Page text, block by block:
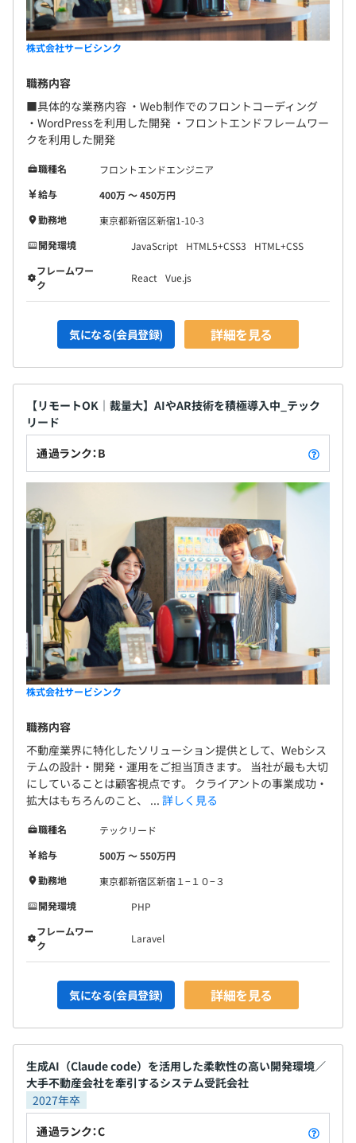
株式会社サービシンク
職務内容
■具体的な業務内容 ・Web制作でのフロントコーディング
・WordPressを利用した開発 ・フロントエンドフレームワー
クを利用した開発
職種名
フロントエンドエンジニア
給与
400万 〜 450万円
勤務地
東京都新宿区新宿1-10-3
開発環境
JavaScript HTML5+CSS3
HTML+CSS
フレームワー
ク
React Vue.js
気になる(会員登録) 詳細を見る
【リモートOK｜裁量大】AIやAR技術を積極導入中_テック
リード
通過ランク：B
株式会社サービシンク
職務内容
不動産業界に特化したソリューション提供として、Webシス
テムの設計・開発・運用をご担当頂きます。 当社が最も大切
にしていることは顧客視点です。 クライアントの事業成功・
拡大はもちろんのこと、 ... 詳しく見る
職種名
テックリード
給与
500万 〜 550万円
勤務地
東京都新宿区新宿１−１０−３
開発環境
PHP
フレームワー
ク
Laravel
気になる(会員登録) 詳細を見る
生成AI（Claude code）を活用した柔軟性の高い開発環境／
大手不動産会社を牽引するシステム受託会社
2027年卒
通過ランク：C